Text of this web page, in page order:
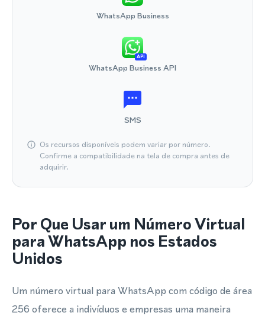
WhatsApp Business
API
WhatsApp Business API
SMS
Os recursos disponíveis podem variar por número.
Confirme a compatibilidade na tela de compra antes de
adquirir.
Por Que Usar um Número Virtual
para WhatsApp nos Estados
Unidos
Um número virtual para WhatsApp com código de área
256 oferece a indivíduos e empresas uma maneira